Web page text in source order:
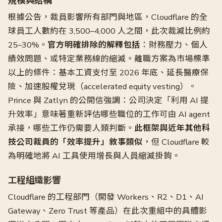
根據公告，裁員影響所有部門與地區，Cloudflare 的全
球員工人數約在 3,500–4,000 人之間，此次裁減比例約
25–30%。 官方明確排除的解釋包括 ：財務壓力、個人
績效問題、或特定業務線的縮減。離職方案為市場標準
以上的條件：基本工資支付至 2026 年底、延長醫療保
險、加速股權兌現（accelerated equity vesting）。
Prince 與 Zatlyn 的公開信強調：公司決定「利用 AI 提
升效率」意味著重新評估哪些職位的工作可由 AI agent
承接，哪些工作仍需要人類判斷。 此框架與近年其他科
技公司裁員的「效率提升」敘事類似 ，但 Cloudflare 較
為明確地將 AI 工具使用增長與人員縮減掛鉤。
工程組織影響
Cloudflare 的工程部門（開發 Workers、R2、D1、AI
Gateway、Zero Trust 等產品）在此次重組中的具體影